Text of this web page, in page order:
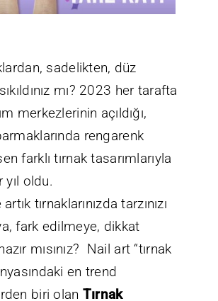
sadelikten, düz
mı? 2023 her tarafta
merkezlerinin açıldığı,
rengarenk
farklı tırnak tasarımlarıyla
oldu.
tırnaklarınızda tarzınızı
fark edilmeye, dikkat
mısınız? Nail art “tırnak
en trend
biri olan Tırnak